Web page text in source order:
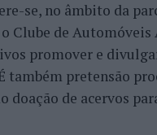
se, no âmbito da
Clube de Automóveis
promover e
também pretensão
de acervos